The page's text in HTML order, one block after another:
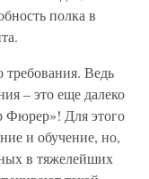
полка в
Ведь
– это еще далеко
Фюрер»! Для этого
и обучение, но,
в тяжелейших